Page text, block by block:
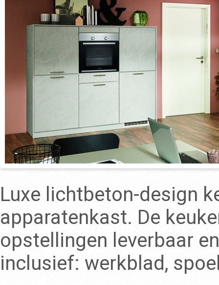
Luxe lichtbeton-design
apparatenkast. De
opstellingen leverbaar
inclusief: werkblad,